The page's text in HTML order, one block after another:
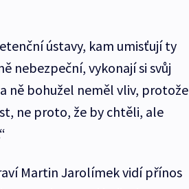
ústavy, kam umisťují ty
nebezpeční, vykonají si svůj
ně bohužel neměl vliv, protože
ne proto, že by chtěli, ale
Martin Jarolímek vidí přínos